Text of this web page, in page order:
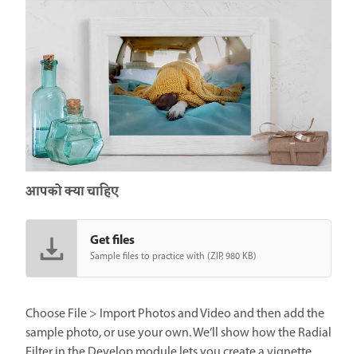
आपको क्या चाहिए
Get files
Sample files to practice with (ZIP, 980 KB)
Choose File > Import Photos and Video and then add the
sample photo, or use your own. We’ll show how the Radial